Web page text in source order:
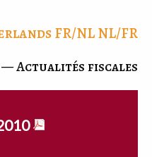
FR/NLNL/FR
Actualités fiscales